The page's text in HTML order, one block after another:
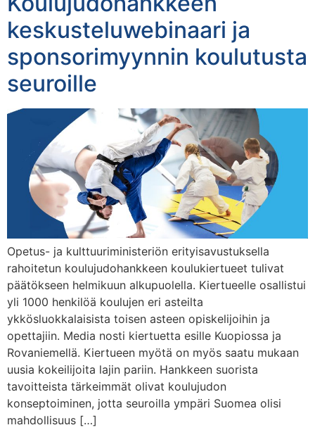
keskusteluwebinaari ja
sponsorimyynnin koulutusta
seuroille
Opetus- ja kulttuuriministeriön erityisavustuksella
rahoitetun koulujudohankkeen koulukiertueet tulivat
päätökseen helmikuun alkupuolella. Kiertueelle osallistui
yli 1000 henkilöä koulujen eri asteilta
ykkösluokkalaisista toisen asteen opiskelijoihin ja
opettajiin. Media nosti kiertuetta esille Kuopiossa ja
Rovaniemellä. Kiertueen myötä on myös saatu mukaan
uusia kokeilijoita lajin pariin. Hankkeen suorista
tavoitteista tärkeimmät olivat koulujudon
konseptoiminen, jotta seuroilla ympäri Suomea olisi
mahdollisuus […]